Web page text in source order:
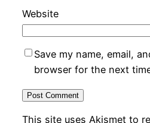
Website
Save my name, email,
browser for the next
This site uses Akismet to